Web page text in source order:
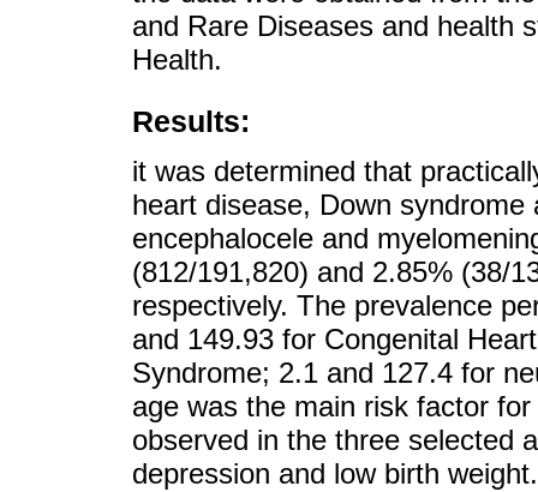
and Rare Diseases and health
Health.
Results:
it was determined that
heart disease, Down
encephalocele and
(812/191,820) and 2.85% (38/
respectively. The prevalence
and 149.93 for Congenital
Syndrome; 2.1 and 127.4 for
age was the main risk factor
observed in the three selected
depression and low birth weight.